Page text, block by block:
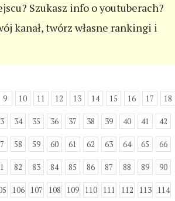
Szukasz info o youtuberach?
kanał, twórz własne rankingi i
9 10 11 12 13 14 15 16 17 18
34 35 36 37 38 39 40 41 42
58 59 60 61 62 63 64 65 66
82 83 84 85 86 87 88 89 90
106 107 108 109 110 111 112 113 114